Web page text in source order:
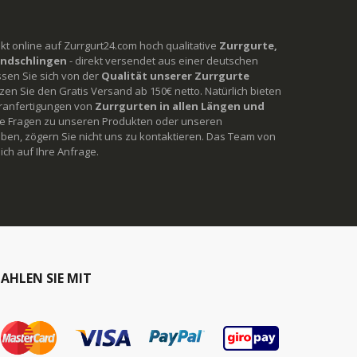
online auf Zurrgurt24.com hoch qualitative Zurrgurte,
- direkt versendet aus einer deutschen
Sie sich von der Qualität unserer Zurrgurte
Sie den Gratis Versand ab 150€ netto. Natürlich bieten
von Zurrgurten in allen Längen und
Fragen zu unseren Produkten oder unseren
zögern Sie nicht uns zu kontaktieren. Das Team von
auf Ihre Anfrage.
SIE MIT